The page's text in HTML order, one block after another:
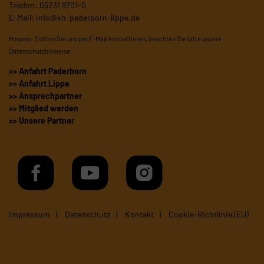
Telefon: 05231 9701-0
E-Mail: info@kh-paderborn-lippe.de
Hinweis: Sollten Sie uns per E-Mail kontaktieren, beachten Sie bitte unsere
Datenschutzhinweise
>> Anfahrt Paderborn
>> Anfahrt Lippe
>> Ansprechpartner
>> Mitglied werden
>> Unsere Partner
Impressum Datenschutz Kontakt Cookie-Richtlinie (EU)